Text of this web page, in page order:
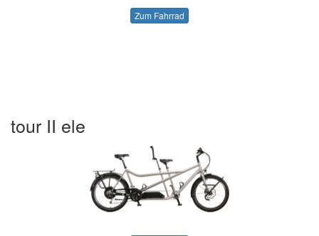
Zum Fahrrad
tour II ele